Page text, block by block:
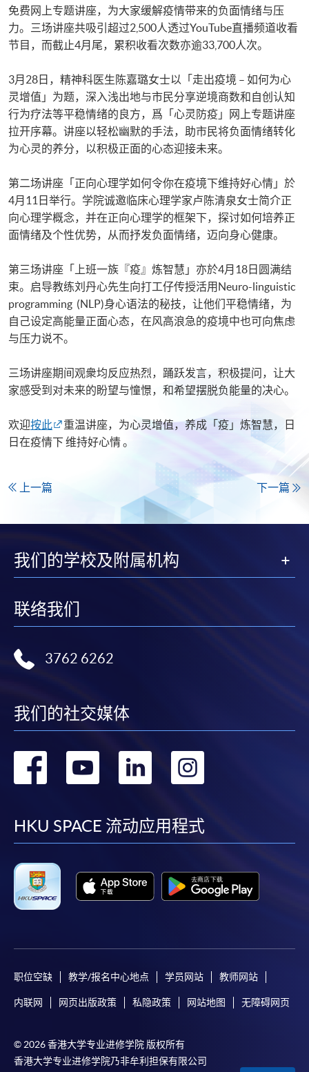
免费网上专题讲座，为大家缓解疫情带来的负面情绪与压
力。三场讲座共吸引超过2,500人透过YouTube直播频道收看
节目，而截止4月尾，累积收看次数亦逾33,700人次。
3月28日，精神科医生陈嘉璐女士以「走出疫境 – 如何为心
灵增值」为题，深入浅出地与市民分享逆境商数和自创认知
行为疗法等平稳情绪的良方，爲「心灵防疫」网上专题讲座
拉开序幕。讲座以轻松幽默的手法，助市民将负面情绪转化
为心灵的养分，以积极正面的心态迎接未来。
第二场讲座「正向心理学如何令你在疫境下维持好心情」於
4月11日举行。学院诚邀临床心理学家卢陈清泉女士简介正
向心理学概念，并在正向心理学的框架下，探讨如何培养正
面情绪及个性优势，从而抒发负面情绪，迈向身心健康。
第三场讲座「上班一族『疫』炼智慧」亦於4月18日圆满结
束。启导教练刘丹心先生向打工仔传授活用Neuro-linguistic
programming (NLP)身心语法的秘技，让他们平稳情绪，为
自己设定高能量正面心态，在风高浪急的疫境中也可向焦虑
与压力说不。
三场讲座期间观衆均反应热烈，踊跃发言，积极提问，让大
家感受到对未来的盼望与憧憬，和希望摆脱负能量的决心。
欢迎按此
重温讲座，为心灵增值，养成「疫」炼智慧，日
日在疫情下 维持好心情 。
上一篇 下一篇
我们的学校及附属机构
联络我们
3762 6262
我们的社交媒体
转
facebook
转
youtube
转
linkedin
转
HKU SPACE 流动应用程式
职位空缺 教学/报名中心地点 学员网站 教师网站
内联网 网页出版政策 私隐政策 网站地图 无障碍网页
© 2026 香港大学专业进修学院 版权所有
香港大学专业进修学院乃非牟利担保有限公司